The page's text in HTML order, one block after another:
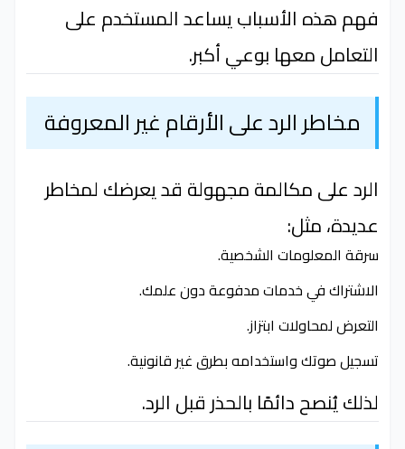
فهم هذه الأسباب يساعد المستخدم على
التعامل معها بوعي أكبر.
مخاطر الرد على الأرقام غير المعروفة
الرد على مكالمة مجهولة قد يعرضك لمخاطر
عديدة، مثل:
سرقة المعلومات الشخصية.
الاشتراك في خدمات مدفوعة دون علمك.
التعرض لمحاولات ابتزاز.
تسجيل صوتك واستخدامه بطرق غير قانونية.
لذلك يُنصح دائمًا بالحذر قبل الرد.